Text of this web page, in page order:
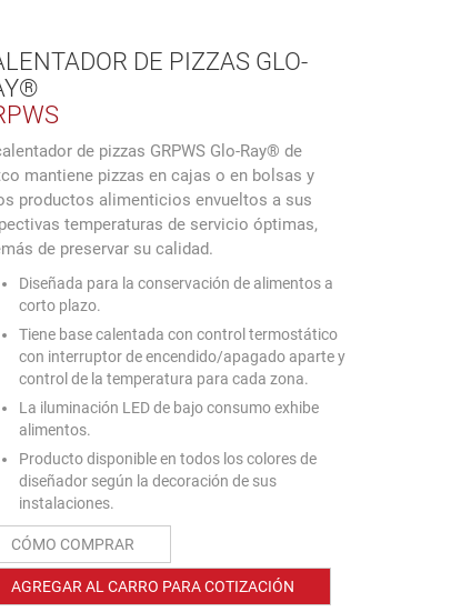
DE PIZZAS GLO-
de pizzas GRPWS Glo-Ray® de
mantiene pizzas en cajas o en bolsas y
productos alimenticios envueltos a sus
temperaturas de servicio óptimas,
de preservar su calidad.
Diseñada para la conservación de alimentos a
corto plazo.
Tiene base calentada con control termostático
con interruptor de encendido/apagado aparte y
control de la temperatura para cada zona.
La iluminación LED de bajo consumo exhibe
alimentos.
Producto disponible en todos los colores de
diseñador según la decoración de sus
instalaciones.
CÓMO COMPRAR
AGREGAR AL CARRO PARA COTIZACIÓN